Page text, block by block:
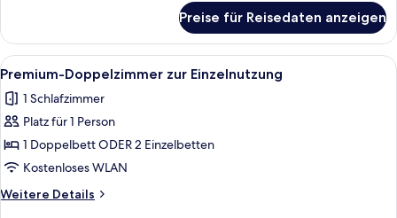
anzeigen
(2
adults
+
children)
Preise für Reisedaten anzeigen
Alle
Fotos
für
Premium-
Doppelzimmer
zur
Einzelnutzung
anzeigen
Ein modernes Hotelzimmer mit
1
Premium-Doppelzimmer zur Einzelnutzung
1 Schlafzimmer
Platz für 1 Person
1 Doppelbett ODER 2 Einzelbetten
Kostenloses WLAN
Weitere Details
Weitere